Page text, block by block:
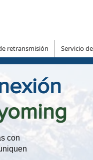
retransmisión Servicio
con